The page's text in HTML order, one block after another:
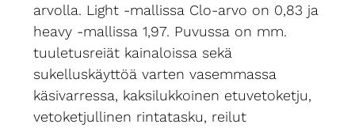
arvolla. Light -mallissa Clo-arvo on 0,83 ja
heavy -mallissa 1,97. Puvussa on mm.
tuuletusreiät kainaloissa sekä
sukelluskäyttöä varten vasemmassa
käsivarressa, kaksilukkoinen etuvetoketju,
vetoketjullinen rintatasku, reilut